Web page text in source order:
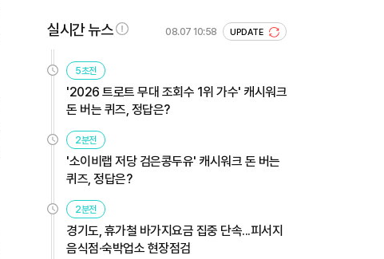
실시간 뉴스 08.07 10:58 UPDATE
5초전
'2026 트로트 무대 조회수 1위 가수' 캐시워크
돈 버는 퀴즈, 정답은?
2분전
'소이비랩 저당 검은콩두유' 캐시워크 돈 버는
퀴즈, 정답은?
2분전
경기도, 휴가철 바가지요금 집중 단속...피서지
음식점·숙박업소 현장점검